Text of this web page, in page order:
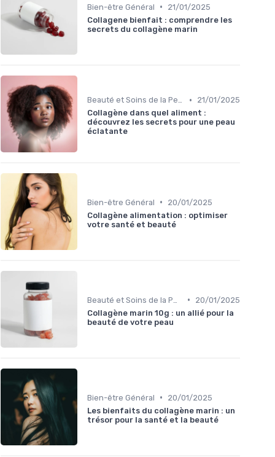
Bien-être Général •
21/01/2025
Collagene bienfait : comprendre les
secrets du collagène marin
Beauté et Soins de la Peau •
21/01/2025
Collagène dans quel aliment :
découvrez les secrets pour une peau
éclatante
Bien-être Général •
20/01/2025
Collagène alimentation : optimiser
votre santé et beauté
•
20/01/2025
Collagène marin 10g : un allié pour la
beauté de votre peau
Bien-être Général •
20/01/2025
Les bienfaits du collagène marin : un
trésor pour la santé et la beauté